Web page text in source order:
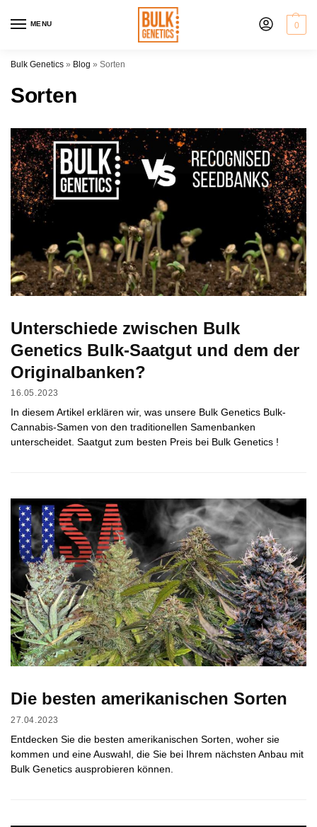
MENU 0
Bulk Genetics » Blog » Sorten
Sorten
Unterschiede zwischen Bulk
Genetics Bulk-Saatgut und dem der
Originalbanken?
16.05.2023
In diesem Artikel erklären wir, was unsere Bulk Genetics Bulk-
Cannabis-Samen von den traditionellen Samenbanken
unterscheidet. Saatgut zum besten Preis bei Bulk Genetics !
Die besten amerikanischen Sorten
27.04.2023
Entdecken Sie die besten amerikanischen Sorten, woher sie
kommen und eine Auswahl, die Sie bei Ihrem nächsten Anbau mit
Bulk Genetics ausprobieren können.